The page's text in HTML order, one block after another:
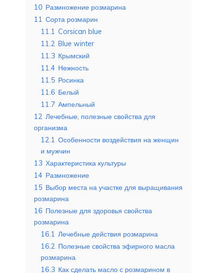
10 Размножение розмарина
11 Сорта розмарин
11.1 Corsican blue
11.2 Blue winter
11.3 Крымский
11.4 Нежность
11.5 Росинка
11.6 Белый
11.7 Ампельный
12 Лечебные, полезные свойства для
организма
12.1 Особенности воздействия на женщин
и мужчин
13 Характеристика культуры
14 Размножение
15 Выбор места на участке для выращивания
розмарина
16 Полезные для здоровья свойства
розмарина
16.1 Лечебные действия розмарина
16.2 Полезные свойства эфирного масла
розмарина
16.3 Как сделать масло с розмарином в